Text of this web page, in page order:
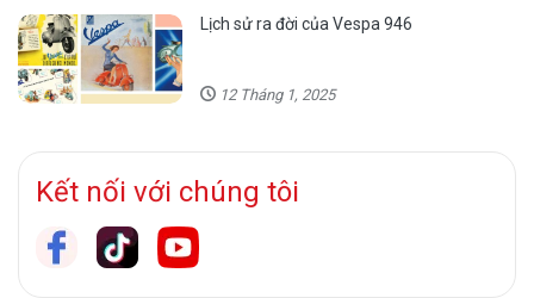
Lịch sử ra đời của Vespa 946
12 Tháng 1, 2025
Kết nối với chúng tôi